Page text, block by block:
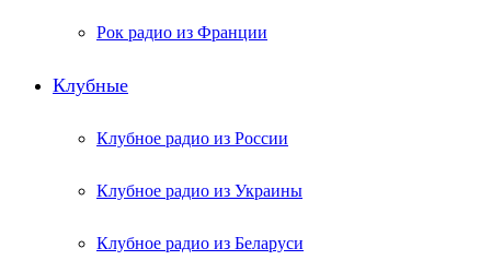
Рок радио из Франции
Клубные
Клубное радио из России
Клубное радио из Украины
Клубное радио из Беларуси